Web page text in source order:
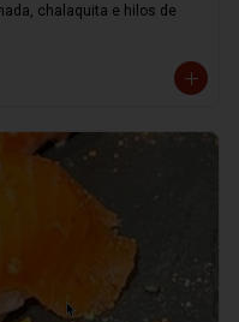
chalaquita e hilos de